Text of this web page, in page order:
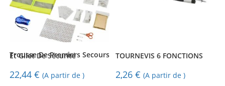
Trousse De Premiers Secours Et Gilet De Sécurité
22,44 € (A partir de )
TOURNEVIS 6 FONCTIONS
2,26€ (A partir de )